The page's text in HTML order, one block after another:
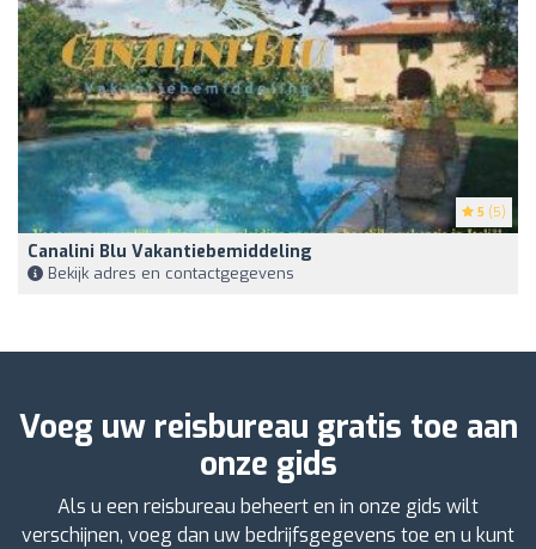
5 (5)
Canalini Blu Vakantiebemiddeling
Bekijk adres en contactgegevens
Voeg uw reisbureau gratis toe aan
onze gids
Als u een reisbureau beheert en in onze gids wilt
verschijnen, voeg dan uw bedrijfsgegevens toe en u kunt